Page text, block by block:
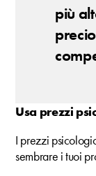
più
Usa prezzi
I prezzi
sembrare i tuoi